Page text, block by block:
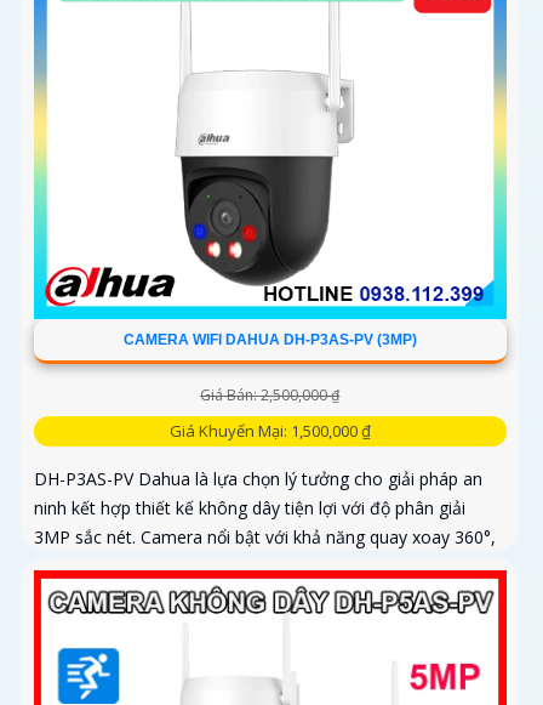
CAMERA WIFI DAHUA DH-P3AS-PV (3MP)
Giá Bán: 2,500,000 ₫
Giá Khuyến Mại: 1,500,000 ₫
DH-P3AS-PV Dahua là lựa chọn lý tưởng cho giải pháp an
ninh kết hợp thiết kế không dây tiện lợi với độ phân giải
3MP sắc nét. Camera nổi bật với khả năng quay xoay 360°,
phát hiện chính xác người và phương tiện, cảnh báo tức thì
bằng đèn nháy và còi hú